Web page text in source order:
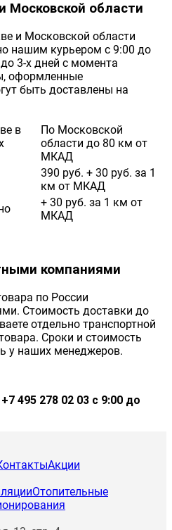
Московской области
и Московской области
нашим курьером с 9:00 до
3-х дней с момента
оформленные
быть доставлены на
в
По Московской
области до 80 км от
МКАД
390 руб. + 30 руб. за 1
км от МКАД
+ 30 руб. за 1 км от
МКАД
компаниями
по России
Стоимость доставки до
отдельно транспортной
Сроки и стоимость
у наших менеджеров.
495 278 02 03 с 9:00 до
Акции
Отопительные